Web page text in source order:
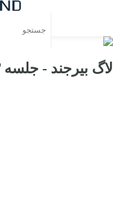
لاگ بیرجند - جلسه ۳۳